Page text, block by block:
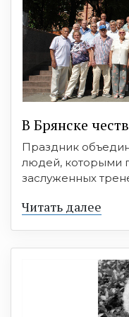
В Брянске
Праздник
людей, которыми
заслуженных
Читать далее